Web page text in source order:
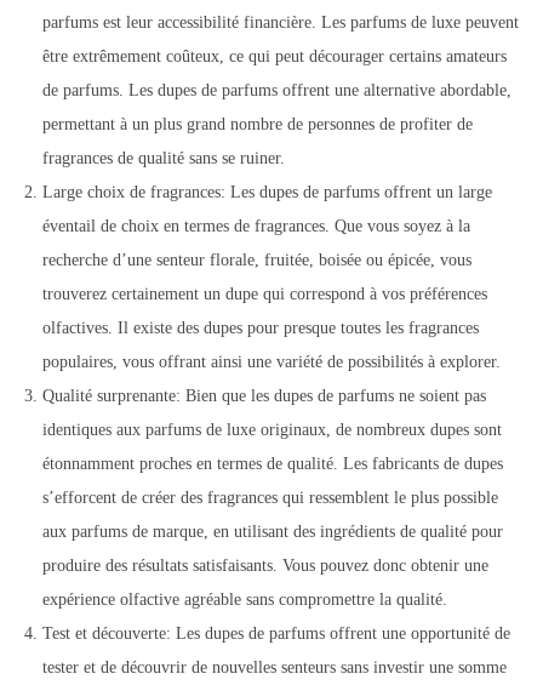
parfums est leur accessibilité financière. Les parfums de luxe peuvent
être extrêmement coûteux, ce qui peut décourager certains amateurs
de parfums. Les dupes de parfums offrent une alternative abordable,
permettant à un plus grand nombre de personnes de profiter de
fragrances de qualité sans se ruiner.
Large choix de fragrances: Les dupes de parfums offrent un large
éventail de choix en termes de fragrances. Que vous soyez à la
recherche d’une senteur florale, fruitée, boisée ou épicée, vous
trouverez certainement un dupe qui correspond à vos préférences
olfactives. Il existe des dupes pour presque toutes les fragrances
populaires, vous offrant ainsi une variété de possibilités à explorer.
Qualité surprenante: Bien que les dupes de parfums ne soient pas
identiques aux parfums de luxe originaux, de nombreux dupes sont
étonnamment proches en termes de qualité. Les fabricants de dupes
s’efforcent de créer des fragrances qui ressemblent le plus possible
aux parfums de marque, en utilisant des ingrédients de qualité pour
produire des résultats satisfaisants. Vous pouvez donc obtenir une
expérience olfactive agréable sans compromettre la qualité.
Test et découverte: Les dupes de parfums offrent une opportunité de
tester et de découvrir de nouvelles senteurs sans investir une somme